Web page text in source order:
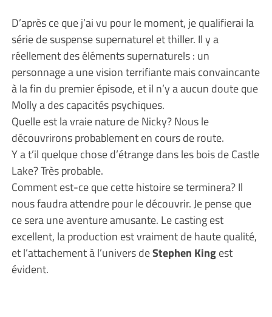
D’après ce que j’ai vu pour le moment, je qualifierai la
série de suspense supernaturel et thiller. Il y a
réellement des éléments supernaturels : un
personnage a une vision terrifiante mais convaincante
à la fin du premier épisode, et il n’y a aucun doute que
Molly a des capacités psychiques.
Quelle est la vraie nature de Nicky? Nous le
découvrirons probablement en cours de route.
Y a t’il quelque chose d’étrange dans les bois de Castle
Lake? Très probable.
Comment est-ce que cette histoire se terminera? Il
nous faudra attendre pour le découvrir. Je pense que
ce sera une aventure amusante. Le casting est
excellent, la production est vraiment de haute qualité,
et l’attachement à l’univers deStephen Kingest
évident.